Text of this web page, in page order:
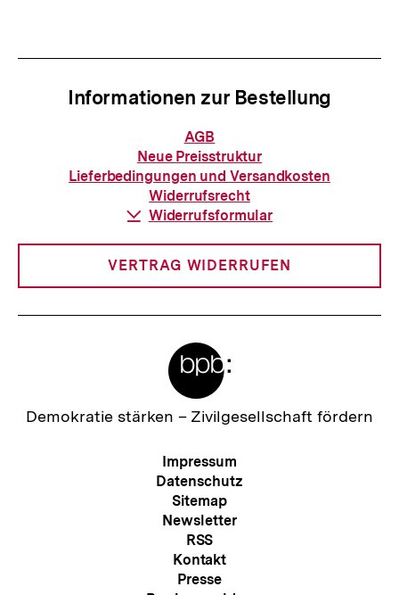
:
Informationen zur Bestellung
Informationen
zur
Bestellung
AGB
Neue Preisstruktur
Lieferbedingungen und Versandkosten
Widerrufsrecht
Download-
Widerrufsformular
VERTRAG WIDERRUFEN
Zur
Demokratie stärken – Zivilgesellschaft fördern
Meta-
Navigation
Impressum
Datenschutz
Sitemap
Newsletter
RSS
Kontakt
Presse